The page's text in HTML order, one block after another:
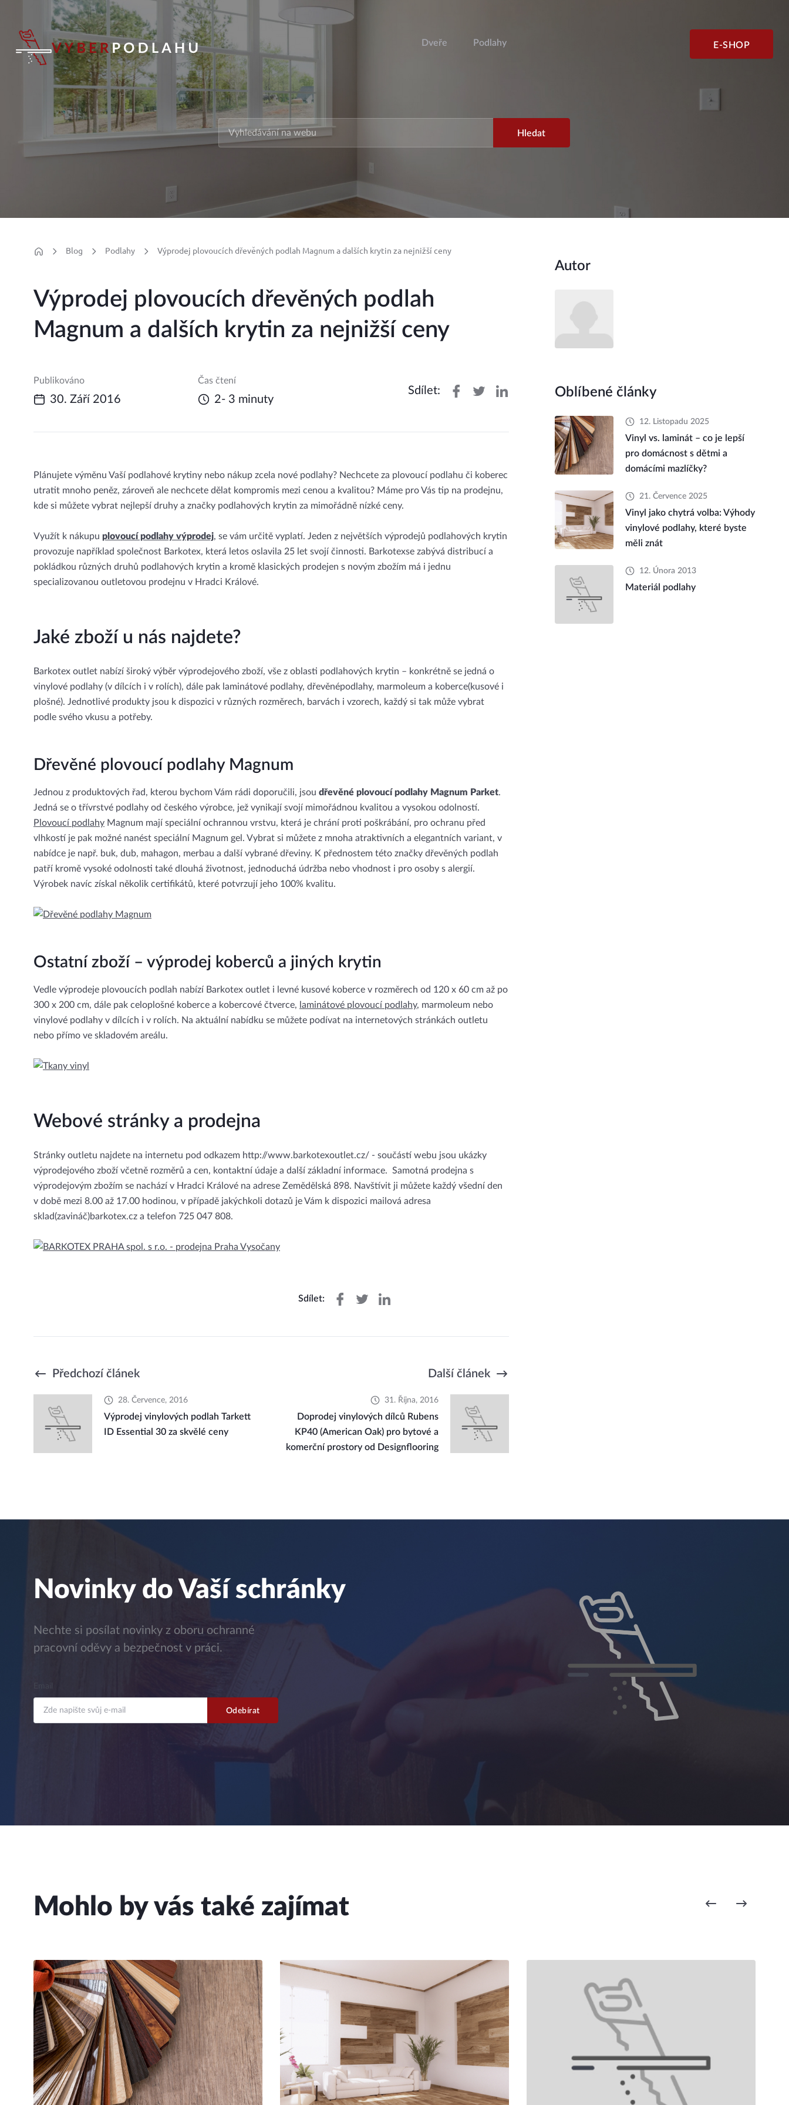
Dveře Podlahy E-SHOP
Blog Podlahy Výprodej plovoucích dřevěných podlah Magnum a dalších krytin za nejnižší ceny
Výprodej plovoucích dřevěných podlah
Magnum a dalších krytin za nejnižší ceny
Publikováno
30. Září 2016
Čas čtení
2- 3 minuty
Sdílet:
Plánujete výměnu Vaší podlahové krytiny nebo nákup zcela nové podlahy? Nechcete za plovoucí podlahu či koberec
utratit mnoho peněz, zároveň ale nechcete dělat kompromis mezi cenou a kvalitou? Máme pro Vás tip na prodejnu,
kde si můžete vybrat nejlepší druhy a značky podlahových krytin za mimořádně nízké ceny.
Využít k nákupu plovoucí podlahy výprodej, se vám určitě vyplatí. Jeden z největších výprodejů podlahových krytin
provozuje například společnost Barkotex, která letos oslavila 25 let svojí činnosti. Barkotexse zabývá distribucí a
pokládkou různých druhů podlahových krytin a kromě klasických prodejen s novým zbožím má i jednu
specializovanou outletovou prodejnu v Hradci Králové.
Jaké zboží u nás najdete?
Barkotex outlet nabízí široký výběr výprodejového zboží, vše z oblasti podlahových krytin – konkrétně se jedná o
vinylové podlahy (v dílcích i v rolích), dále pak laminátové podlahy, dřevěnépodlahy, marmoleum a koberce(kusové i
plošné). Jednotlivé produkty jsou k dispozici v různých rozměrech, barvách i vzorech, každý si tak může vybrat
podle svého vkusu a potřeby.
Dřevěné plovoucí podlahy Magnum
Jednou z produktových řad, kterou bychom Vám rádi doporučili, jsou dřevěné plovoucí podlahy Magnum Parket.
Jedná se o třívrstvé podlahy od českého výrobce, jež vynikají svojí mimořádnou kvalitou a vysokou odolností.
Plovoucí podlahy Magnum mají speciální ochrannou vrstvu, která je chrání proti poškrábání, pro ochranu před
vlhkostí je pak možné nanést speciální Magnum gel. Vybrat si můžete z mnoha atraktivních a elegantních variant, v
nabídce je např. buk, dub, mahagon, merbau a další vybrané dřeviny. K přednostem této značky dřevěných podlah
patří kromě vysoké odolnosti také dlouhá životnost, jednoduchá údržba nebo vhodnost i pro osoby s alergií.
Výrobek navíc získal několik certifikátů, které potvrzují jeho 100% kvalitu.
Ostatní zboží – výprodej koberců a jiných krytin
Vedle výprodeje plovoucích podlah nabízí Barkotex outlet i levné kusové koberce v rozměrech od 120 x 60 cm až po
300 x 200 cm, dále pak celoplošné koberce a kobercové čtverce, laminátové plovoucí podlahy, marmoleum nebo
vinylové podlahy v dílcích i v rolích. Na aktuální nabídku se můžete podívat na internetových stránkách outletu
nebo přímo ve skladovém areálu.
Webové stránky a prodejna
Stránky outletu najdete na internetu pod odkazem http://www.barkotexoutlet.cz/ - součástí webu jsou ukázky
výprodejového zboží včetně rozměrů a cen, kontaktní údaje a další základní informace. Samotná prodejna s
výprodejovým zbožím se nachází v Hradci Králové na adrese Zemědělská 898. Navštívit ji můžete každý všední den
v době mezi 8.00 až 17.00 hodinou, v případě jakýchkoli dotazů je Vám k dispozici mailová adresa
sklad(zavináč)barkotex.cz a telefon 725 047 808.
Sdílet:
Předchozí článek
28. Července, 2016
Výprodej vinylových podlah Tarkett
ID Essential 30 za skvělé ceny
Další článek
31. Října, 2016
Doprodej vinylových dílců Rubens
KP40 (American Oak) pro bytové a
komerční prostory od Designflooring
Autor
Oblíbené články
12. Listopadu 2025
Vinyl vs. laminát – co je lepší
pro domácnost s dětmi a
domácími mazlíčky?
21. Července 2025
Vinyl jako chytrá volba: Výhody
vinylové podlahy, které byste
měli znát
12. Února 2013
Materiál podlahy
Novinky do Vaší schránky
Nechte si posílat novinky z oboru ochranné
pracovní oděvy a bezpečnost v práci.
Mohlo by vás také zajímat